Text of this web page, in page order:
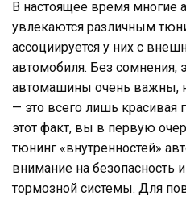
В настоящее время многие
увлекаются различным
ассоциируется у них с
автомобиля. Без сомнения,
автомашины очень важны,
— это всего лишь красивая
этот факт, вы в первую
тюнинг «внутренностей»
внимание на безопасность
тормозной системы. Для